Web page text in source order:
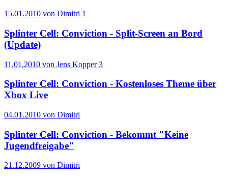
15.01.2010 von Dimitri 1
Splinter Cell: Conviction - Split-Screen an Bord
(Update)
11.01.2010 von Jens Kopper3
Splinter Cell: Conviction - Kostenloses Theme über
Xbox Live
04.01.2010 von Dimitri
Splinter Cell: Conviction - Bekommt "Keine
Jugendfreigabe"
21.12.2009 von Dimitri